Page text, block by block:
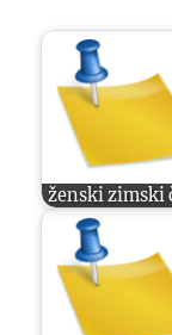
ženski zimski